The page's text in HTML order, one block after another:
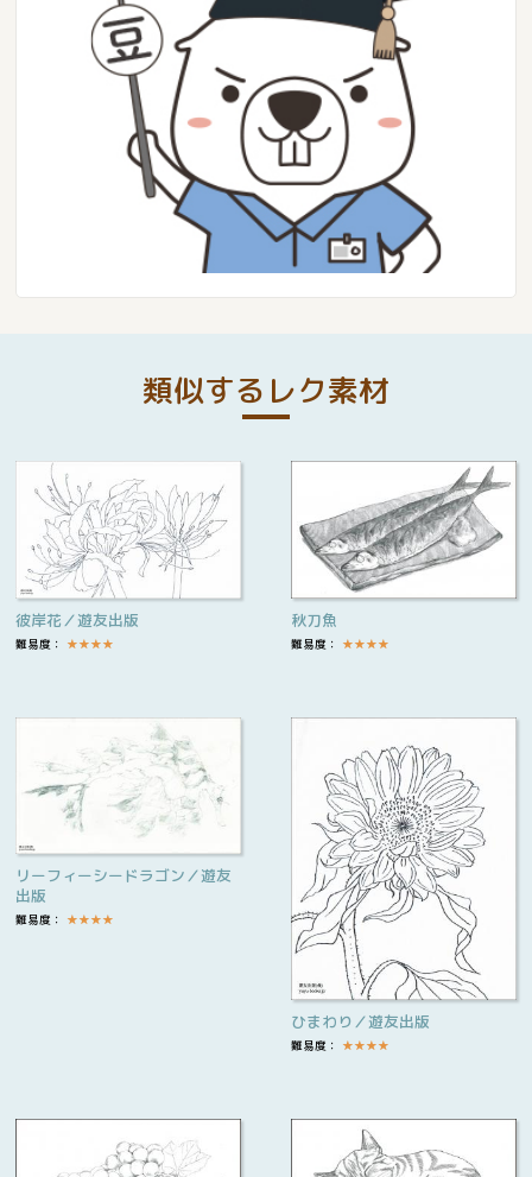
類似するレク素材
彼岸花／遊友出版
難易度： ★★★★
秋刀魚
難易度： ★★★★
リーフィーシードラゴン／遊友
出版
難易度： ★★★★
ひまわり／遊友出版
難易度： ★★★★